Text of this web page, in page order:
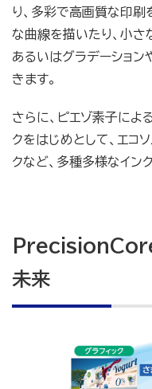
り、多彩で高画質な印刷
な曲線を描いたり、小さ
あるいはグラデーショ
きます。
さらに、ピエゾ素子によ
クをはじめとして、エコ
クなど、多種多様なイン
PrecisionCore
未来